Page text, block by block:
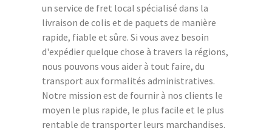
un service de fret local spécialisé dans la
livraison de colis et de paquets de manière
rapide, fiable et sûre. Si vous avez besoin
d'expédier quelque chose à travers la régions,
nous pouvons vous aider à tout faire, du
transport aux formalités administratives.
Notre mission est de fournir à nos clients le
moyen le plus rapide, le plus facile et le plus
rentable de transporter leurs marchandises.